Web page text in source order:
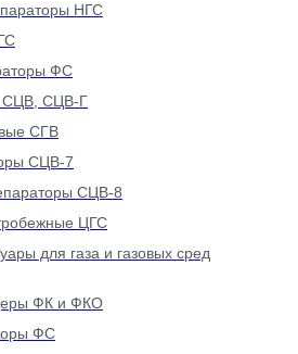
НГС
ФС
СЦВ, СЦВ-Г
СГВ
СЦВ-7
СЦВ-8
ЦГС
для газа и газовых сред
ФК и ФКО
ФС